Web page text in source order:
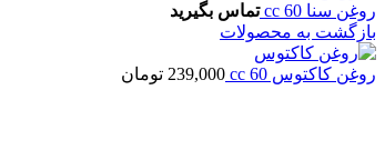
روغن سنا 60 cc
تماس بگیرید
بازگشت به محصولات
روغن کاکتوس 60 cc 239,000 تومان